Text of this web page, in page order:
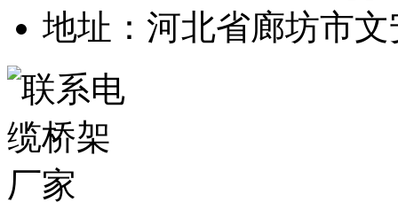
地址：河北省廊坊市